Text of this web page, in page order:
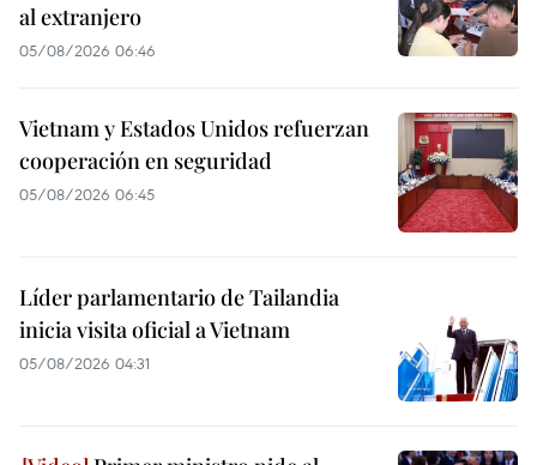
al extranjero
05/08/2026 06:46
Vietnam y Estados Unidos refuerzan
cooperación en seguridad
05/08/2026 06:45
Líder parlamentario de Tailandia
inicia visita oficial a Vietnam
05/08/2026 04:31